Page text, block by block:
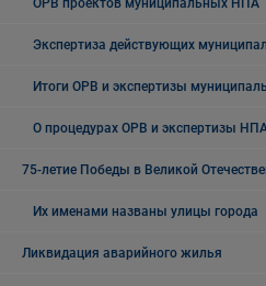
ОРВ проектов муниципальных НПА
Экспертиза действующих
Итоги ОРВ и экспертизы
О процедурах ОРВ и экспертизы
75-летие Победы в Великой
Их именами названы улицы города
Ликвидация аварийного жилья